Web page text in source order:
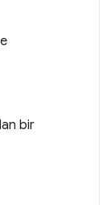
bir